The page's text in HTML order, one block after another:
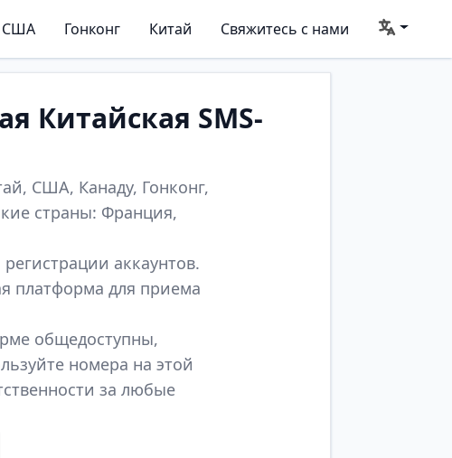
США Гонконг Китай Свяжитесь с нами
Китайская SMS-
США, Канаду, Гонконг,
страны: Франция,
аккаунтов.
платформа для приема
общедоступны,
номера на этой
за любые